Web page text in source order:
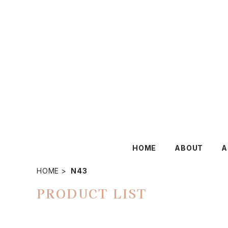
HOME ABOUT
HOME N43
PRODUCT LIST